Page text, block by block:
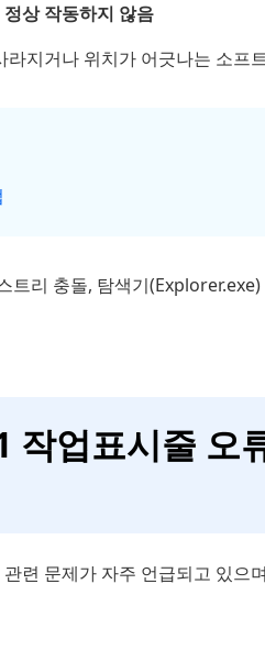
상 작동하지 않음
지거나 위치가 어긋나는 소프
트리 충돌, 탐색기
작업표시줄 오
련 문제가 자주 언급되고 있으